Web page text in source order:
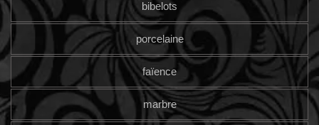
bibelots
porcelaine
faïence
marbre